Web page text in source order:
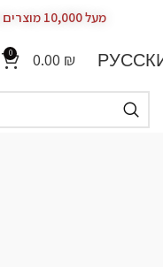
מעל 10,000 מוצרים במלאי - ייעוץ מיידי 050-640-8555
0 0.00 ₪